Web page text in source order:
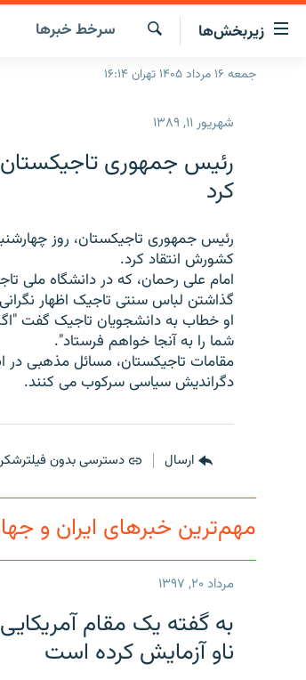
لینک‌های
قابلیت
دسترسی
زیربخش‌ها
صفحه اصلی
انتخاب کنید و بشنوید
برنامه‌های رادیویی
فرکانس‌ها
چندرسانه‌ای
گزارش‌های تصویری
گزارش‌های ویدئویی
جستجو
سرخط‌ خبرها
جمعه ۱۶ مرداد ۱۴۰۵ تهران ۱۶:۱۴
شهریور ۱۱, ۱۳۸۹
رئیس جمهوری
کرد
رئیس جمهوری تاجیکستان، روز
کشورش انتقاد کرد.
امام علی رحمان، که در دانشگاه
گذاشتن لباس سنتی تاجیک اظهار
او خطاب به دانشجویان تاجیک گفت
شما را به آنجا خواهم فرستاد".
مقامات تاجیکستان، مسائل مذهبی در
دگراندیش سیاسی سرکوب می کنند.
ارسال دسترسی بدون
مهم‌ترین خبرهای ایران و
مرداد ۲۰, ۱۳۹۷
به گفته یک مقام
ناو آزمایش کرده است